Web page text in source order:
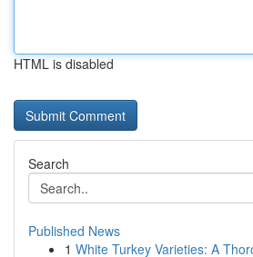
HTML is disabled
Search
Published News
1 White Turkey Varieties: A